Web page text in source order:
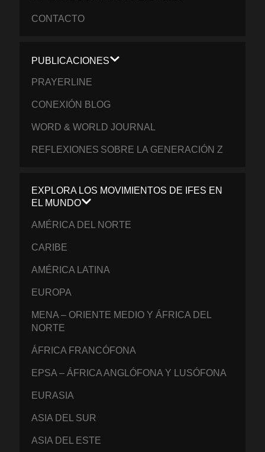
CONTACTO
PUBLICACIONES
PRAYERLINE
CONEXIÓN BLOG
WORD & WORLD JOURNAL
REFLEXIONES SOBRE LA GENERACIÓN Z
EXPLORA LOS MOVIMIENTOS DE IFES EN
EL MUNDO
AMÉRICA DEL NORTE
CARIBE
AMÉRICA LATINA
EUROPA
MENA – ORIENTE MEDIO Y ÁFRICA DEL
NORTE
ÁFRICA FRANCÓFONA
EPSA – ÁFRICA ANGLÓFONA Y LUSÓFONA
EURASIA
ASIA DEL SUR
ASIA DEL ESTE